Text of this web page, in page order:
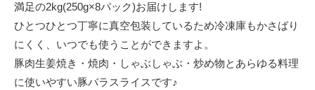
満足の2kg(250g×8パック)お届けします!
ひとつひとつ丁寧に真空包装しているため冷凍庫もかさばり
にくく、いつでも使うことができますよ。
豚肉生姜焼き・焼肉・しゃぶしゃぶ・炒め物とあらゆる料理
に使いやすい豚バラスライスです♪